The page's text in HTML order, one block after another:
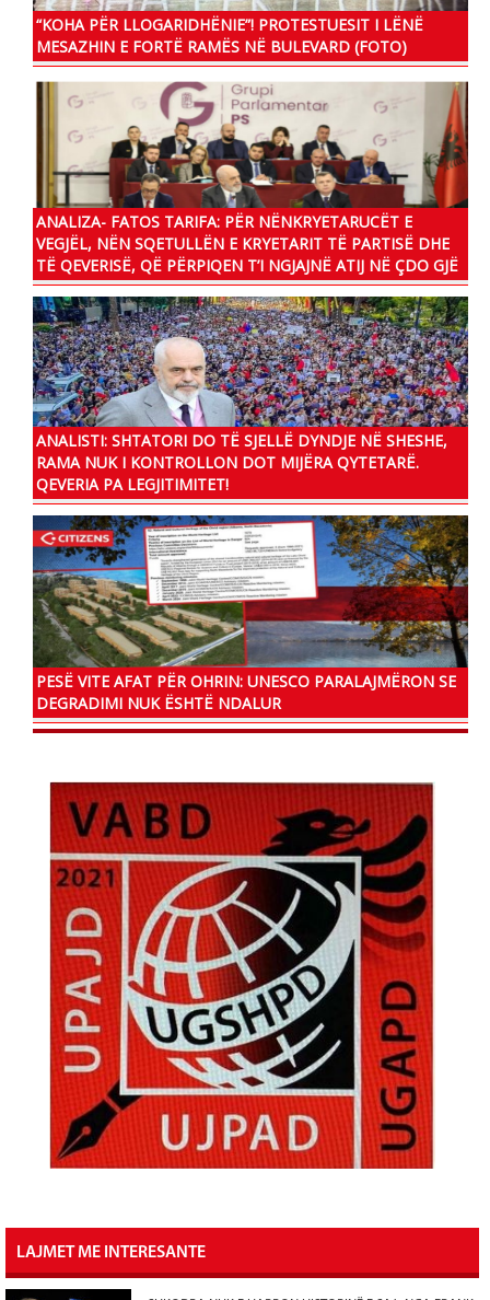
“KOHA PËR LLOGARIDHËNIE”! PROTESTUESIT I LËNË
MESAZHIN E FORTË RAMËS NË BULEVARD (FOTO)
ANALIZA- FATOS TARIFA: PËR NËNKRYETARUCËT E
VEGJËL, NËN SQETULLËN E KRYETARIT TË PARTISË DHE
TË QEVERISË, QË PËRPIQEN T’I NGJAJNË ATIJ NË ÇDO GJË
ANALISTI: SHTATORI DO TË SJELLË DYNDJE NË SHESHE,
RAMA NUK I KONTROLLON DOT MIJËRA QYTETARË.
QEVERIA PA LEGJITIMITET!
PESË VITE AFAT PËR OHRIN: UNESCO PARALAJMËRON SE
DEGRADIMI NUK ËSHTË NDALUR
LAJMET ME INTERESANTE